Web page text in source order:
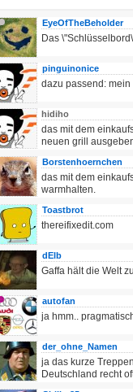
EyeOfTheBeholder
Das
pinguinonice
dazu passend:
hidiho
das mit dem
neuen grill
Borstenhoernchen
das mit dem
warmhalten.
Toastbrot
thereifixedit.com
dElb
Gaffa hält die Welt
autofan
ja hmm..
der_ohne_Namen
ja das kurze
Deutschland recht